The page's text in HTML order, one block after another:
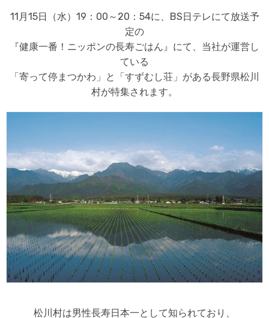
11月15日（水）19：00～20：54に、BS日テレにて放送予
定の
『健康一番！ニッポンの長寿ごはん』にて、当社が運営し
ている
「寄って停まつかわ」と「すずむし荘」がある長野県松川
村が特集されます。
松川村は男性長寿日本一として知られており、